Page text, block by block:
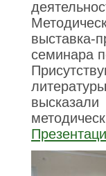
выставка-
семинара